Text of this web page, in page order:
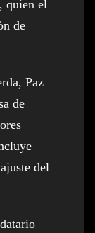
quien el
de
Paz
de
del